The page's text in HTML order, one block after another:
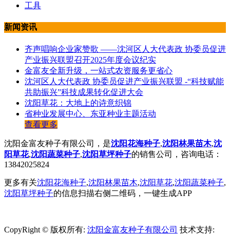
工具
新闻资讯
齐声唱响企业家赞歌 ——沈河区人大代表政 协委员促进
产业振兴联盟召开2025年度会议纪实
金富友全新升级，一站式农资服务更省心
沈河区人大代表政 协委员促进产业振兴联盟 -“科技赋能
共助振兴”科技成果转化促进大会
沈阳草花：大地上的诗意织锦
省种业发展中心、东亚种业主题活动
查看更多
沈阳金富友种子有限公司，是沈阳花海种子,沈阳林果苗木,沈
阳草花,沈阳蔬菜种子,沈阳草坪种子的销售公司，咨询电话：
13842025824
更多有关沈阳花海种子,沈阳林果苗木,沈阳草花,沈阳蔬菜种子,
沈阳草坪种子的信息扫描右侧二维码，一键生成APP
CopyRight © 版权所有: 沈阳金富友种子有限公司 技术支持: